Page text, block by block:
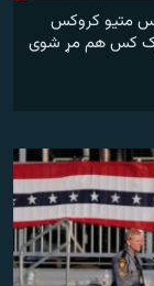
متیو کروکس
کس هم مړ شوی